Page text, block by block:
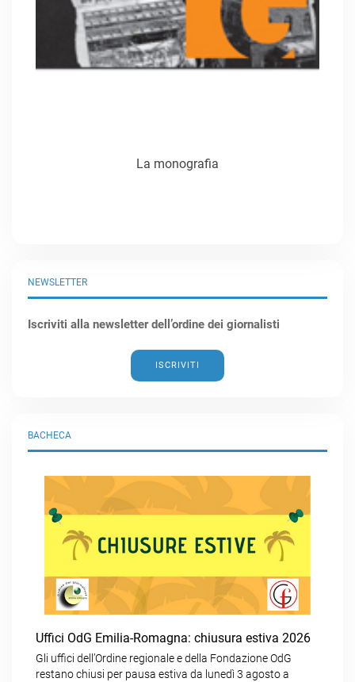
BACHECA
Uffici OdG Emilia-Romagna: chiusura estiva 2026
Gli uffici dell’Ordine regionale e della Fondazione OdG
restano chiusi per pausa estiva da lunedì 3 agosto a
NEWSLETTER
Iscriviti alla newsletter dell’ordine dei giornalisti
ISCRIVITI
La monografia